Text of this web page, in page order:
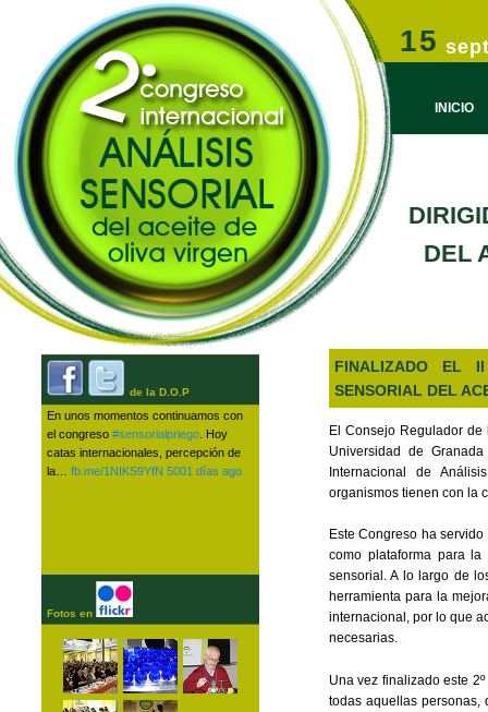
3º Congreso Internacional |
Congreso Internacional de Análisis Sensorial del Aceite de Oliva
15
INICIO
DEL
FINALIZADO EL II
SENSORIAL DEL
El Consejo Regulador
Universidad de
Internacional de
organismos tienen con la
Este Congreso ha
como plataforma para
sensorial. A lo largo de
herramienta para la
internacional, por lo que
necesarias.
Una vez finalizado este
todas aquellas personas,
de la D.O.P
En unos momentos continuamos con
el congreso #sensorialpriego. Hoy
catas internacionales, percepción de
la… fb.me/1NIKS9YfN 5001 días ago
Fotos en